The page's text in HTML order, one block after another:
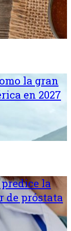
la gran
en 2027
la
de próstata